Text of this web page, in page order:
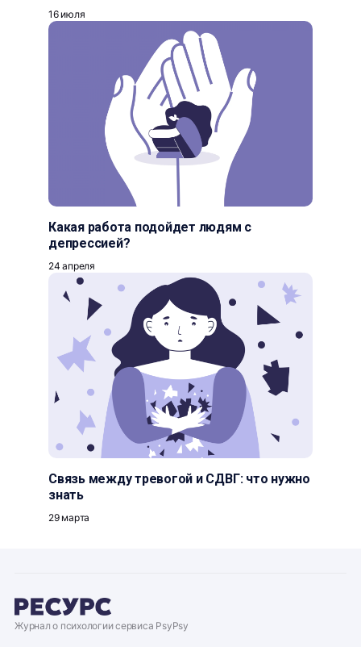
16 июля
Какая работа подойдет людям с
депрессией?
24 апреля
Связь между тревогой и СДВГ: что нужно
знать
29 марта
Журнал о психологии сервиса PsyPsy